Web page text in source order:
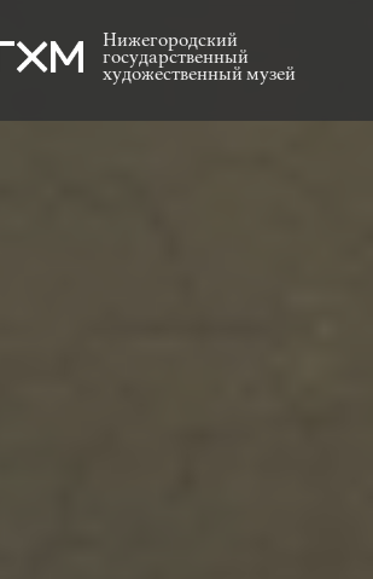
Нижегородский
государственный
художественный музей